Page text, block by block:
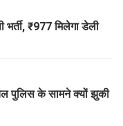
₹977 मिलेगा डेली
पुलिस के सामने क्यों झुकी